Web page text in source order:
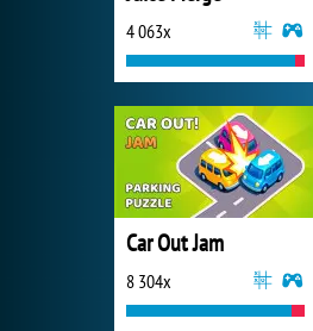
4 063x
Car Out Jam
8 304x